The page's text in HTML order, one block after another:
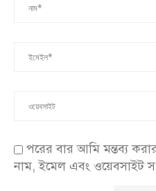
পরের বার আমি মন্তব্য
নাম, ইমেল এবং ওয়েবসাইট